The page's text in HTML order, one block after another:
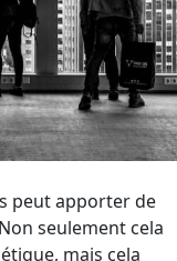
peut apporter de
seulement cela
mais cela